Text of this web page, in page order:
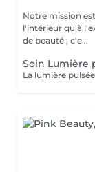
Notre mission
l'intérieur qu'à
de beauté ; c'e...
Soin Lumière